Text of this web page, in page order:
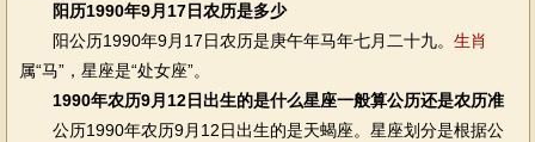
阳历1990年9月17日农历是多少
阳公历1990年9月17日农历是庚午年马年七月二十九。 生肖
属“马”，星座是“处女座”。
1990年农历9月12日出生的是什么星座一般算公历还是农历准
公历1990年农历9月12日出生的是天蝎座。星座划分是根据公